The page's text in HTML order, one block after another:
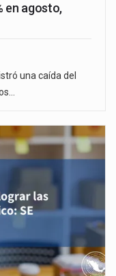
en agosto,
una caída del